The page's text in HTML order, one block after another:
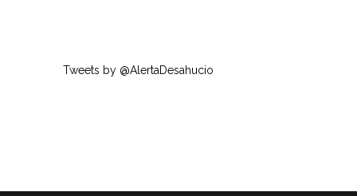
Tweets by @AlertaDesahucio